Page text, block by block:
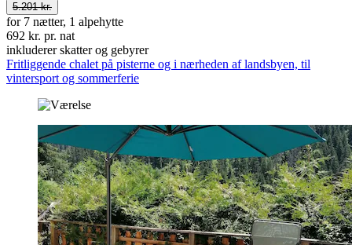
5.201 kr.
for 7 nætter, 1 alpehytte
692 kr. pr. nat
inkluderer skatter og gebyrer
Fritliggende chalet på pisterne og i nærheden af ​​landsbyen, til
vintersport og sommerferie